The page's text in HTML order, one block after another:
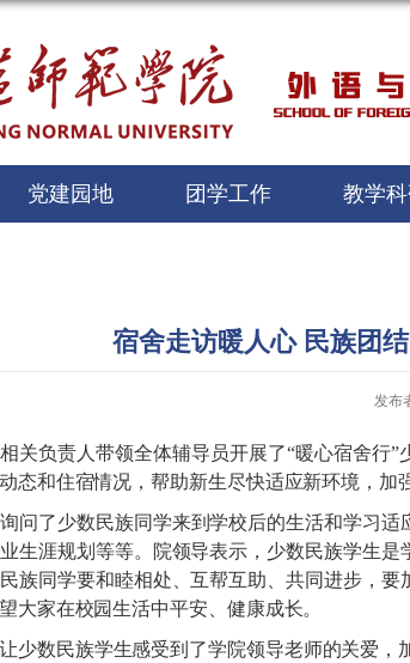
党建园地 团学工作 教学
宿舍走访暖人心 民族团
发布
关负责人带领全体辅导员开展了“暖心宿舍行
态和住宿情况，帮助新生尽快适应新环境，加
问了少数民族同学来到学校后的生活和学习
生涯规划等等。院领导表示，少数民族学生
族同学要和睦相处、互帮互助、共同进步，
大家在校园生活中平安、健康成长。
少数民族学生感受到了学院领导老师的关爱